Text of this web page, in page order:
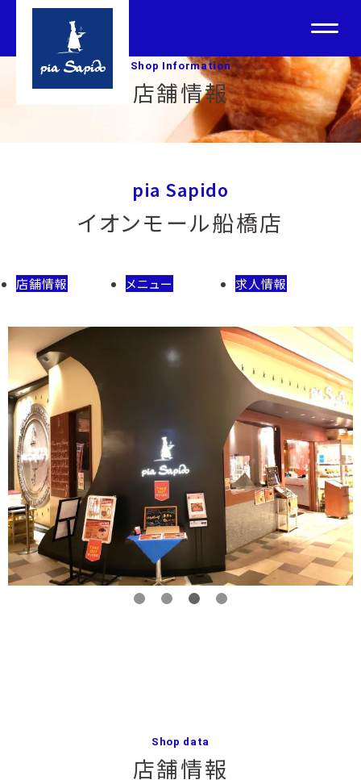
Shop Information
店舗情報
pia Sapido
イオンモール船橋店
店舗情報 メニュー 求人情報
Shop data
店舗情報